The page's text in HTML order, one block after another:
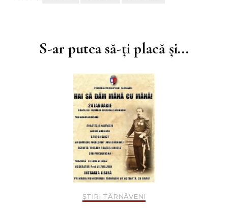
articoleS-ar putea să-ți placă și...
ȘTIRI TÂRNĂVENI